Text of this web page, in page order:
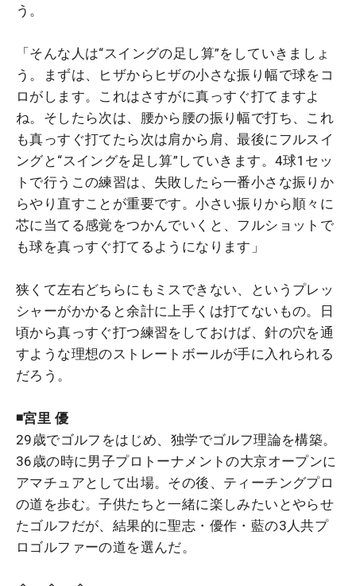
う。
「そんな人は“スイングの足し算”をしていきましょ
う。まずは、ヒザからヒザの小さな振り幅で球をコ
ロがします。これはさすがに真っすぐ打てますよ
ね。そしたら次は、腰から腰の振り幅で打ち、これ
も真っすぐ打てたら次は肩から肩、最後にフルスイ
ングと“スイングを足し算”していきます。4球1セッ
トで行うこの練習は、失敗したら一番小さな振りか
らやり直すことが重要です。小さい振りから順々に
芯に当てる感覚をつかんでいくと、フルショットで
も球を真っすぐ打てるようになります」
狭くて左右どちらにもミスできない、というプレッ
シャーがかかると余計に上手くは打てないもの。日
頃から真っすぐ打つ練習をしておけば、針の穴を通
すような理想のストレートボールが手に入れられる
だろう。
◾️宮里 優
29歳でゴルフをはじめ、独学でゴルフ理論を構築。
36歳の時に男子プロトーナメントの大京オープンに
アマチュアとして出場。その後、ティーチングプロ
の道を歩む。子供たちと一緒に楽しみたいとやらせ
たゴルフだが、結果的に聖志・優作・藍の3人共プ
ロゴルファーの道を選んだ。